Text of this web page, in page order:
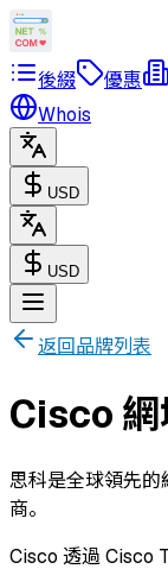
後綴 優惠
Whois
USD
USD
返回品牌列表
Cisco
思科是全球領先
商。
Cisco 透過 Cisco